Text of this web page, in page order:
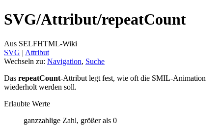
SVG/Attribut/repeatCount
Aus SELFHTML-Wiki
SVG ‎ | Attribut
Wechseln zu: Navigation, Suche
Das repeatCount-Attribut legt fest, wie oft die SMIL-Animation
wiederholt werden soll.
Erlaubte Werte
ganzzahlige Zahl, größer als 0